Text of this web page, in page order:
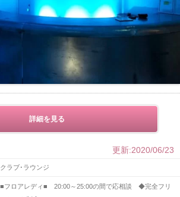
詳細を見る
更新:2020/06/23
クラブ･ラウンジ
■フロアレディ■ 20:00～25:00の間で応相談 ◆完全フリ